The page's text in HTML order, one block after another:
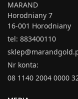
MARAND
Horodniany 7
16-001 Horodniany
tel: 883400110
Nr konta:
08 1140 2004 0000